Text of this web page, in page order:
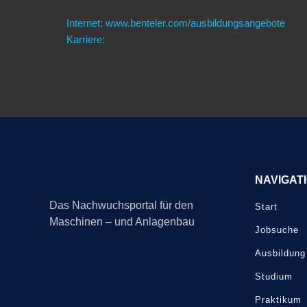
Internet: www.benteler.com/ausbildungsangebote
Karriere:
Das Nachwuchsportal für den
Maschinen – und Anlagenbau
Start
Jobsuche
Ausbildung
Studium
Praktikum